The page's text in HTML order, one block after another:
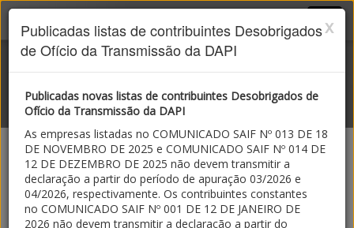
Escrituração Fiscal Digital
x
Publicadas listas de contribuintes Desobrigados
de Ofício da Transmissão da DAPI
Publicadas novas listas de contribuintes Desobrigados de
Ofício da Transmissão da DAPI
As empresas listadas no COMUNICADO SAIF Nº 013 DE 18
DE NOVEMBRO DE 2025 e COMUNICADO SAIF Nº 014 DE
12 DE DEZEMBRO DE 2025 não devem transmitir a
declaração a partir do período de apuração 03/2026 e
04/2026, respectivamente. Os contribuintes constantes
no COMUNICADO SAIF Nº 001 DE 12 DE JANEIRO DE
2026 não devem transmitir a declaração a partir do
Desobrigar DAPI
Portaria SRE 285/2026- Estabelece os requisitos para a